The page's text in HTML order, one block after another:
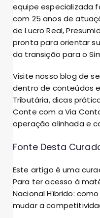
equipe especializada
com 25 anos de
de Lucro Real,
pronta para orientar
da transição para o
Visite nosso blog de
dentro de conteúdos
Tributária, dicas
Conte com a Via
operação alinhada e
Fonte Desta
Este artigo é uma
Para ter acesso à
Nacional Híbrido:
mudar a